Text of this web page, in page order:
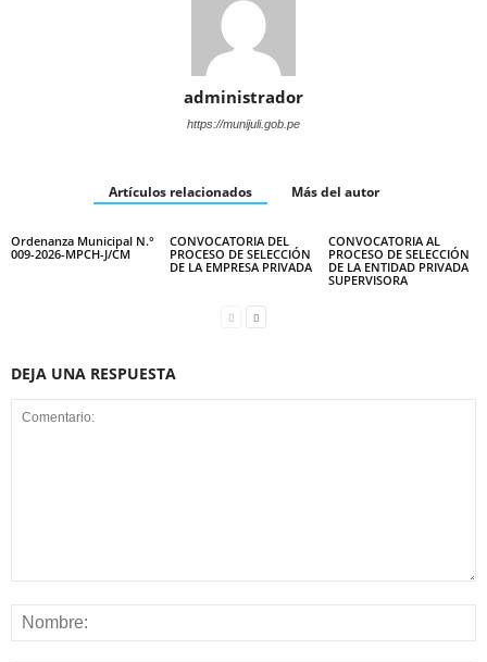
administrador
https://munijuli.gob.pe
Artículos relacionados Más del autor
Ordenanza Municipal N.°
009-2026-MPCH-J/CM
CONVOCATORIA DEL
PROCESO DE SELECCIÓN
DE LA EMPRESA PRIVADA
CONVOCATORIA AL
PROCESO DE SELECCIÓN
DE LA ENTIDAD PRIVADA
SUPERVISORA
DEJA UNA RESPUESTA